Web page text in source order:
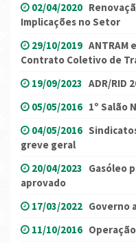
02/04/2020
Implicações no Setor
29/10/2019 ANTRAM
Contrato Coletivo de
19/09/2023 ADR/RID
05/05/2016 1º Salão
04/05/2016
greve geral
20/04/2023 Gasóleo
aprovado
17/03/2022 Governo
11/10/2016